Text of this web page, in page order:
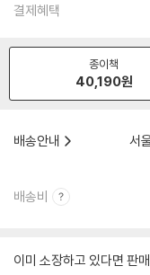
결제혜택
종이책
40,190원
배송안내
서
배송비
이미 소장하고 있다면 판